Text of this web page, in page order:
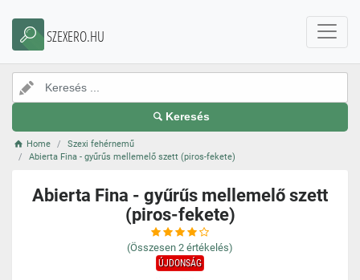
SZEXERO.HU
Keresés
Home
Szexi fehérnemű
Abierta Fina - gyűrűs mellemelő szett (piros-fekete)
Abierta Fina - gyűrűs mellemelő szett
(piros-fekete)
(Összesen 2 értékelés)
ÚJDONSÁG